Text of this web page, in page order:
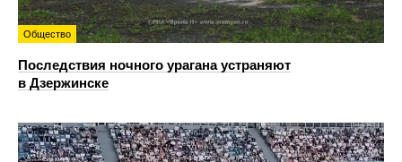
Общество
Последствия ночного урагана устраняют
в Дзержинске